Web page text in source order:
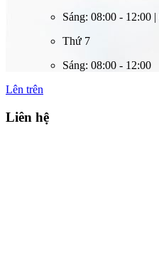
Sáng: 08:00 - 12:00
Thứ 7
Sáng: 08:00 - 12:00
Lên trên
Liên hệ